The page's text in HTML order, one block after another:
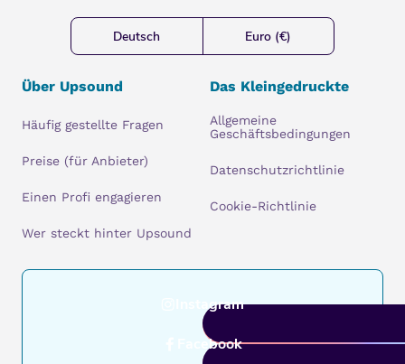
Deutsch Euro (€)
Über Upsound
Häufig gestellte Fragen
Preise (für Anbieter)
Einen Profi engagieren
Wer steckt hinter Upsound
Das Kleingedruckte
Allgemeine
Geschäftsbedingungen
Datenschutzrichtlinie
Cookie-Richtlinie
Instagram
Facebook